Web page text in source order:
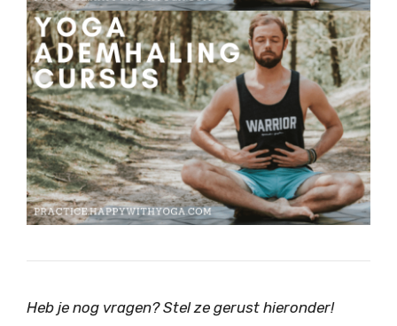
Heb je nog vragen? Stel ze gerust hieronder!